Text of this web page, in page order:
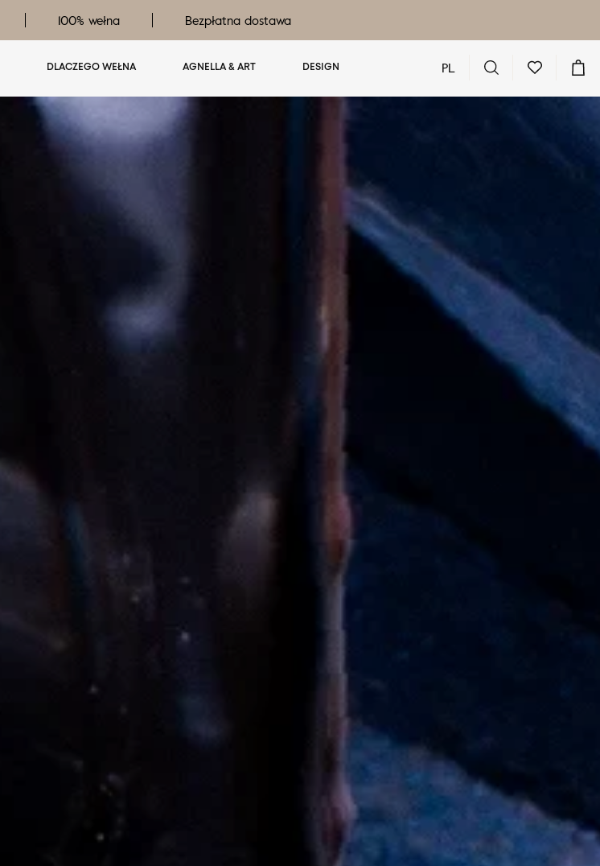
100% wełna Bezpłatna dostawa
DLACZEGO WEŁNA AGNELLA & ART DESIGN PL